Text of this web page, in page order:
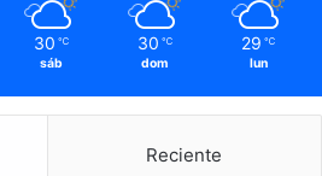
30 ℃
sáb
30 ℃
dom
29 ℃
lun
Reciente